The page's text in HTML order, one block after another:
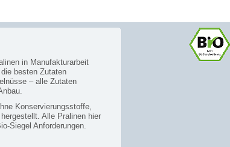
in Manufakturarbeit
besten Zutaten
– alle Zutaten
Konservierungsstoffe,
Alle Pralinen hier
Siegel Anforderungen.